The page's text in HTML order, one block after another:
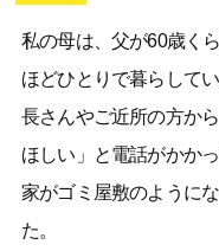
私の母は、父が60歳く
ほどひとりで暮らして
長さんやご近所の方か
ほしい」と電話がかか
家がゴミ屋敷のように
た。